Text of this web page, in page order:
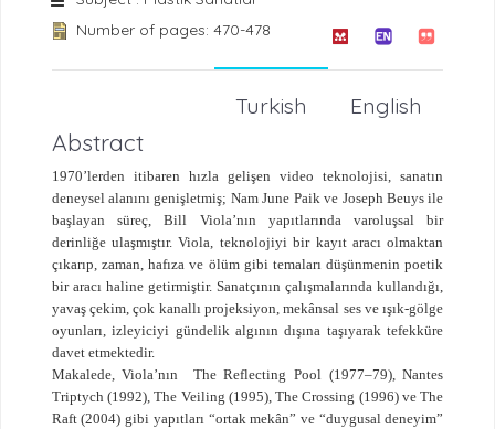
Number of pages: 470-478
English
Turkish
Abstract
1970’lerden itibaren hızla gelişen video teknolojisi, sanatın
deneysel alanını genişletmiş; Nam June Paik ve Joseph Beuys ile
başlayan süreç, Bill Viola’nın yapıtlarında varoluşsal bir
derinliğe ulaşmıştır. Viola, teknolojiyi bir kayıt aracı olmaktan
çıkarıp, zaman, hafıza ve ölüm gibi temaları düşünmenin poetik
bir aracı haline getirmiştir. Sanatçının çalışmalarında kullandığı,
yavaş çekim, çok kanallı projeksiyon, mekânsal ses ve ışık-gölge
oyunları, izleyiciyi gündelik algının dışına taşıyarak tefekküre
davet etmektedir.
Makalede, Viola’nın
The Reflecting Pool (1977–79), Nantes
Triptych (1992), The Veiling (1995), The Crossing (1996) ve The
Raft (2004) gibi yapıtları “ortak mekân” ve “duygusal deneyim”